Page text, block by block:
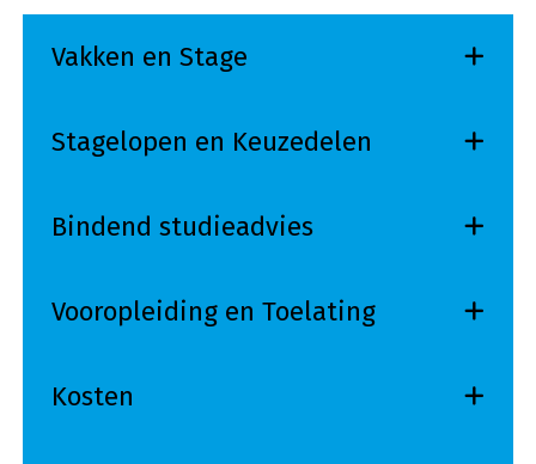
Vakken en Stage
Stagelopen en Keuzedelen
Bindend studieadvies
Vooropleiding en Toelating
Kosten